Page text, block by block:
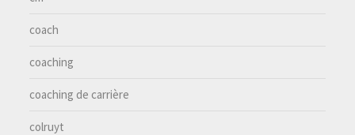
coach
coaching
coaching de carrière
colruyt